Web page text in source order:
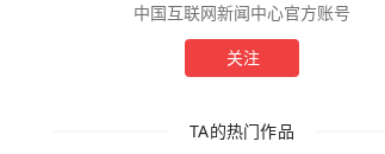
中国互联网新闻中心官方账号
关注
TA的热门作品